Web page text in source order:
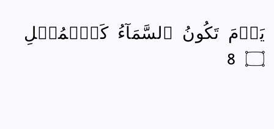
يَوۡمَ تَكُونُ ٱلسَّمَآءُ كَٱلۡمُهۡلِ
۝ 8